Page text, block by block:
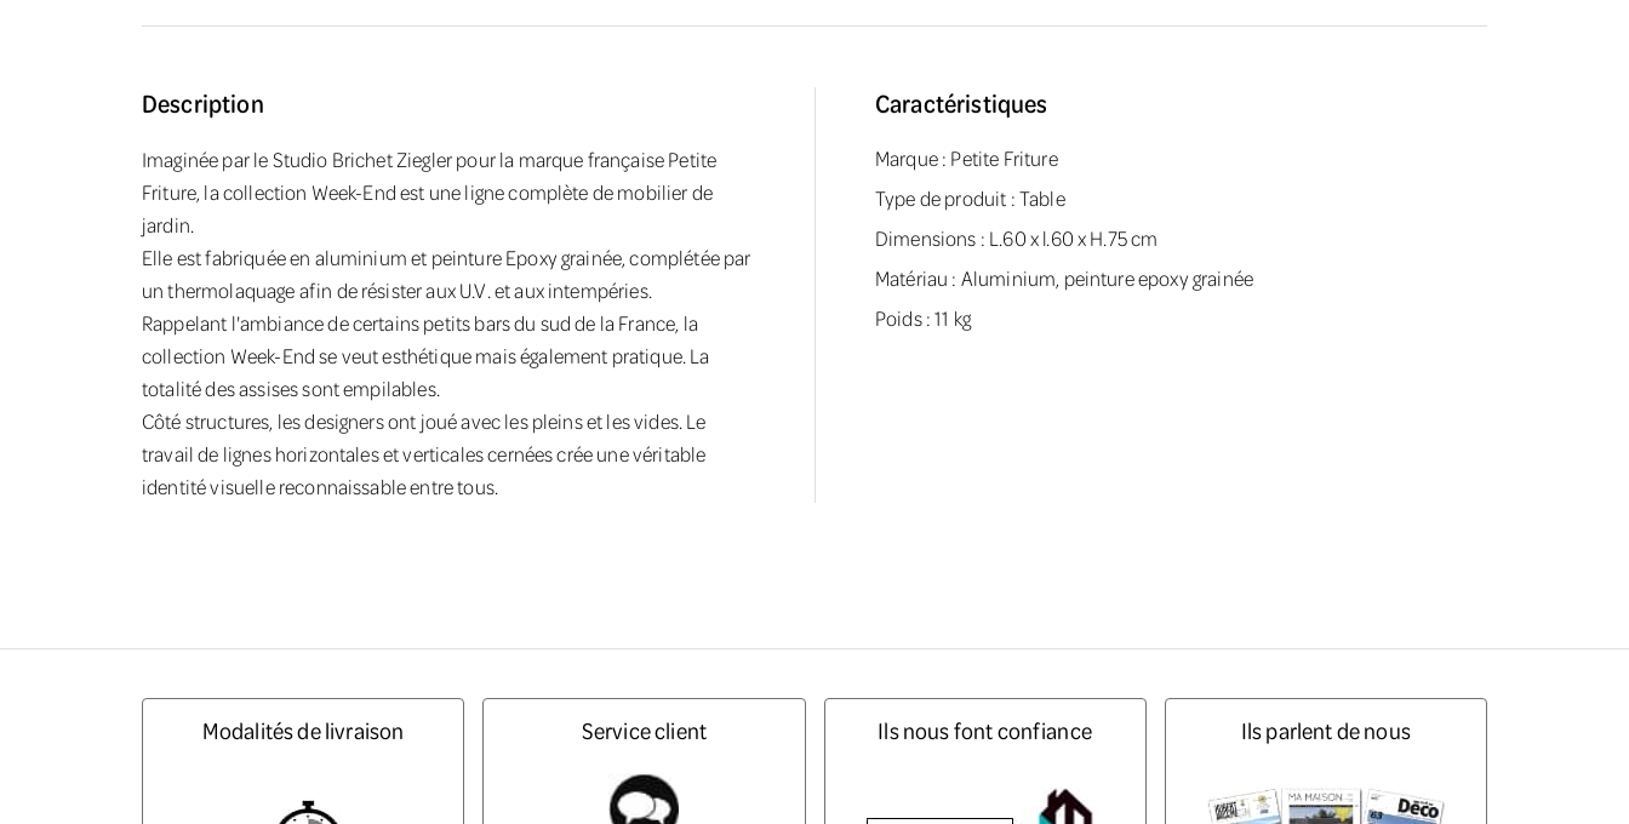
Description
Imaginée par le Studio Brichet Ziegler pour la marque française Petite
Friture, la collection Week-End est une ligne complète de mobilier de
jardin.
Elle est fabriquée en aluminium et peinture Epoxy grainée, complétée par
un thermolaquage afin de résister aux U.V. et aux intempéries.
Rappelant l'ambiance de certains petits bars du sud de la France, la
collection Week-End se veut esthétique mais également pratique. La
totalité des assises sont empilables.
Côté structures, les designers ont joué avec les pleins et les vides. Le
travail de lignes horizontales et verticales cernées crée une véritable
identité visuelle reconnaissable entre tous.
Caractéristiques
Marque : Petite Friture
Type de produit : Table
Dimensions : L.60 x l.60 x H.75 cm
Matériau : Aluminium, peinture epoxy grainée
Poids : 11 kg
Modalités de livraison Service client Ils nous font confiance Ils parlent de nous